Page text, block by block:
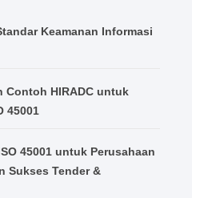
Keamanan Informasi
Contoh HIRADC untuk
45001
45001 untuk Perusahaan
Sukses Tender &